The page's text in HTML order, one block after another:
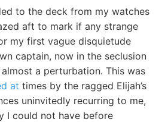
to the deck from my watches
aft to mark if any strange
my first vague disquietude
captain, now in the seclusion
a perturbation. This was
at times by the ragged Elijah’s
uninvitedly recurring to me,
I could not have before